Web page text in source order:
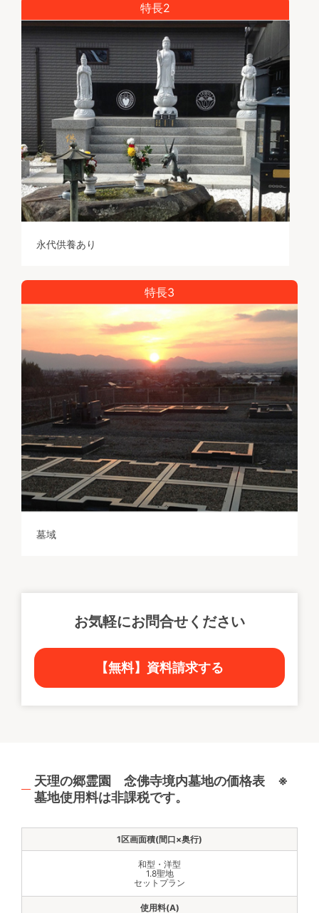
特長2
永代供養あり
特長3
墓域
お気軽にお問合せください
【無料】資料請求する
天理の郷霊園 念佛寺境内墓地の価格表 ※
墓地使用料は非課税です。
和型・洋型
1.8聖地
セットプラン